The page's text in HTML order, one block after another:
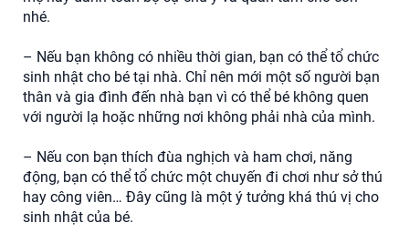
nhé.
– Nếu bạn không có nhiều thời gian, bạn có thể tổ chức
sinh nhật cho bé tại nhà. Chỉ nên mới một số người bạn
thân và gia đình đến nhà bạn vì có thể bé không quen
với người lạ hoặc những nơi không phải nhà của mình.
– Nếu con bạn thích đùa nghịch và ham chơi, năng
động, bạn có thể tổ chức một chuyến đi chơi như sở thú
hay công viên… Đây cũng là một ý tưởng khá thú vị cho
sinh nhật của bé.